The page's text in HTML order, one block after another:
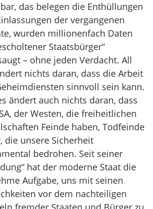
das belegen die Enthüllungen
der vergangenen
wurden millionenfach Daten
Staatsbürger“
– ohne jeden Verdacht. All
nichts daran, dass die Arbeit
sinnvoll sein kann.
ändert auch nichts daran, dass
der Westen, die freiheitlichen
Feinde haben, Todfeinde
die unsere Sicherheit
bedrohen. Seit seiner
hat der moderne Staat die
Aufgabe, uns mit seinen
vor dem nachteiligen